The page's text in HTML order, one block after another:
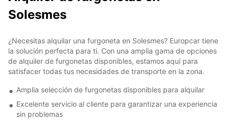
Solesmes
¿Necesitas alquilar una furgoneta en Solesmes? Europcar tiene
la solución perfecta para ti. Con una amplia gama de opciones
de alquiler de furgonetas disponibles, estamos aquí para
satisfacer todas tus necesidades de transporte en la zona.
Amplia selección de furgonetas disponibles para alquilar
Excelente servicio al cliente para garantizar una experiencia
sin problemas